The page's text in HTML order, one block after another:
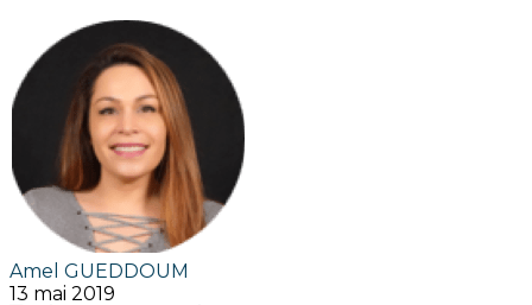
Amel GUEDDOUM
13 mai 2019